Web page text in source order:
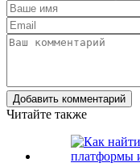
Добавить комментарий
Читайте также